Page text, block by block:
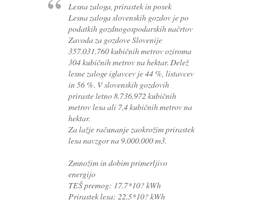
Lesna zaloga, prirastek in posek
Lesna zaloga slovenskih gozdov je po
podatkih gozdnogospodarskih načrtov
Zavoda za gozdove Slovenije
357.031.760 kubičnih metrov oziroma
304 kubičnih metrov na hektar. Delež
lesne zaloge iglavcev je 44 %, listavcev
in 56 %. V slovenskih gozdovih
priraste letno 8.736.972 kubičnih
metrov lesa ali 7,4 kubičnih metrov na
hektar.
Za lažje računanje zaokrožim prirastek
lesa navzgor na 9.000.000 m3.
Zmnožim in dobim primerljivo
energijo
TEŠ premog: 17.7*10? kWh
Prirastek lesa: 22.5*10? kWh